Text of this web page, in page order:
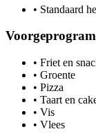
• Standaard
• Friet en
• Groente
• Pizza
• Taart en
• Vis
• Vlees